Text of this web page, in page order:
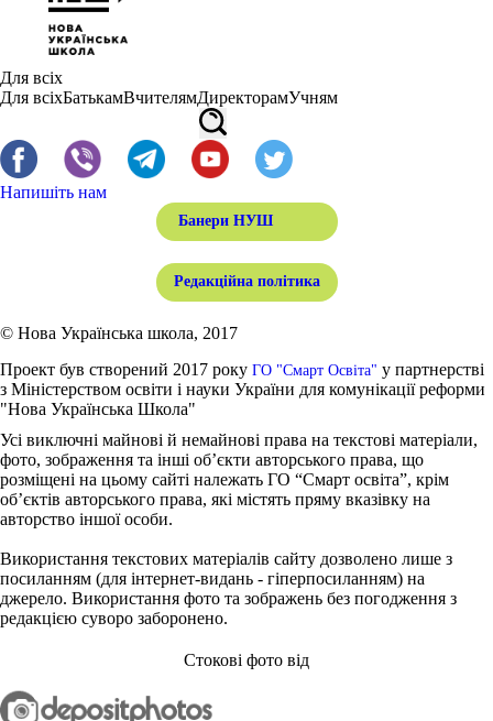
Для всіх
Для всіхБатькамВчителямДиректорамУчням
Напишіть нам
Банери НУШ
Редакційна політика
© Нова Українська школа, 2017
Проект був створений 2017 року ГО "Смарт Освіта" у партнерстві
з Міністерством освіти і науки України для комунікації реформи
"Нова Українська Школа"
Усі виключні майнові й немайнові права на текстові матеріали,
фото, зображення та інші об’єкти авторського права, що
розміщені на цьому сайті належать ГО “Смарт освіта”, крім
об’єктів авторського права, які містять пряму вказівку на
авторство іншої особи.
Використання текстових матеріалів сайту дозволено лише з
посиланням (для інтернет-видань - гіперпосиланням) на
джерело. Використання фото та зображень без погодження з
редакцією суворо заборонено.
Стокові фото від